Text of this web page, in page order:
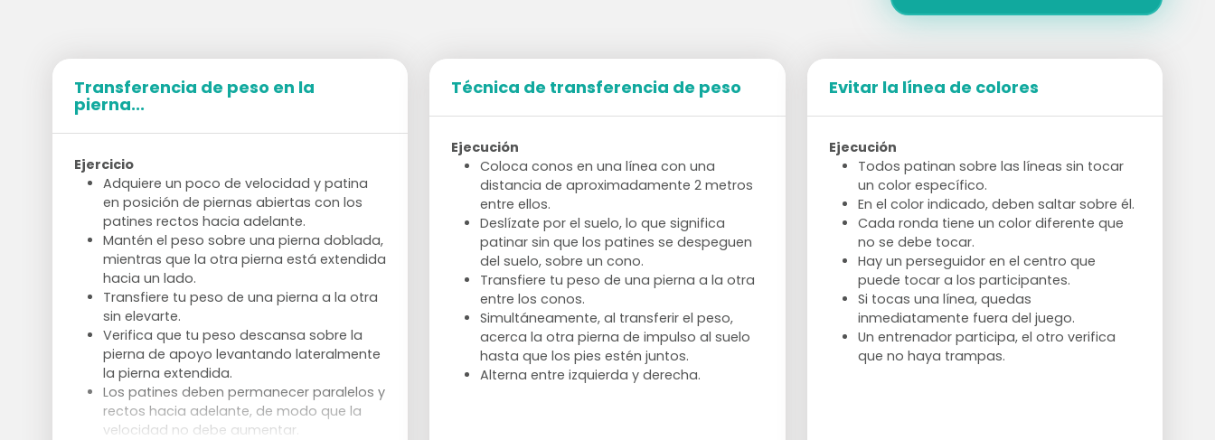
Transferencia de peso en la
pierna...
Ejercicio
Adquiere un poco de velocidad y patina
en posición de piernas abiertas con los
patines rectos hacia adelante.
Mantén el peso sobre una pierna doblada,
mientras que la otra pierna está extendida
hacia un lado.
Transfiere tu peso de una pierna a la otra
sin elevarte.
Verifica que tu peso descansa sobre la
pierna de apoyo levantando lateralmente
la pierna extendida.
Los patines deben permanecer paralelos y
rectos hacia adelante, de modo que la
velocidad no debe aumentar.
Técnica de transferencia de peso
Ejecución
Coloca conos en una línea con una
distancia de aproximadamente 2 metros
entre ellos.
Deslízate por el suelo, lo que significa
patinar sin que los patines se despeguen
del suelo, sobre un cono.
Transfiere tu peso de una pierna a la otra
entre los conos.
Simultáneamente, al transferir el peso,
acerca la otra pierna de impulso al suelo
hasta que los pies estén juntos.
Alterna entre izquierda y derecha.
Evitar la línea de colores
Ejecución
Todos patinan sobre las líneas sin tocar
un color específico.
En el color indicado, deben saltar sobre él.
Cada ronda tiene un color diferente que
no se debe tocar.
Hay un perseguidor en el centro que
puede tocar a los participantes.
Si tocas una línea, quedas
inmediatamente fuera del juego.
Un entrenador participa, el otro verifica
que no haya trampas.